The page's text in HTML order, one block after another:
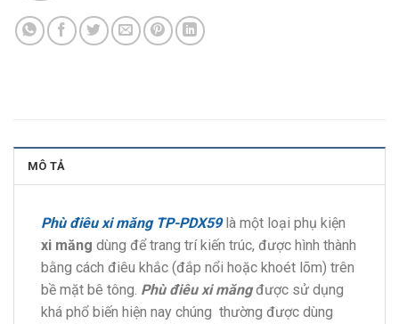
MÔ TẢ
Phù điêu xi măng TP-PDX59là một loại phụ kiện
xi măng dùng để trang trí kiến trúc, được hình thành
bằng cách điêu khắc (đắp nổi hoặc khoét lõm) trên
bề mặt bê tông. Phù điêu xi măngđược sử dụng
khá phổ biến hiện nay chúng thường được dùng